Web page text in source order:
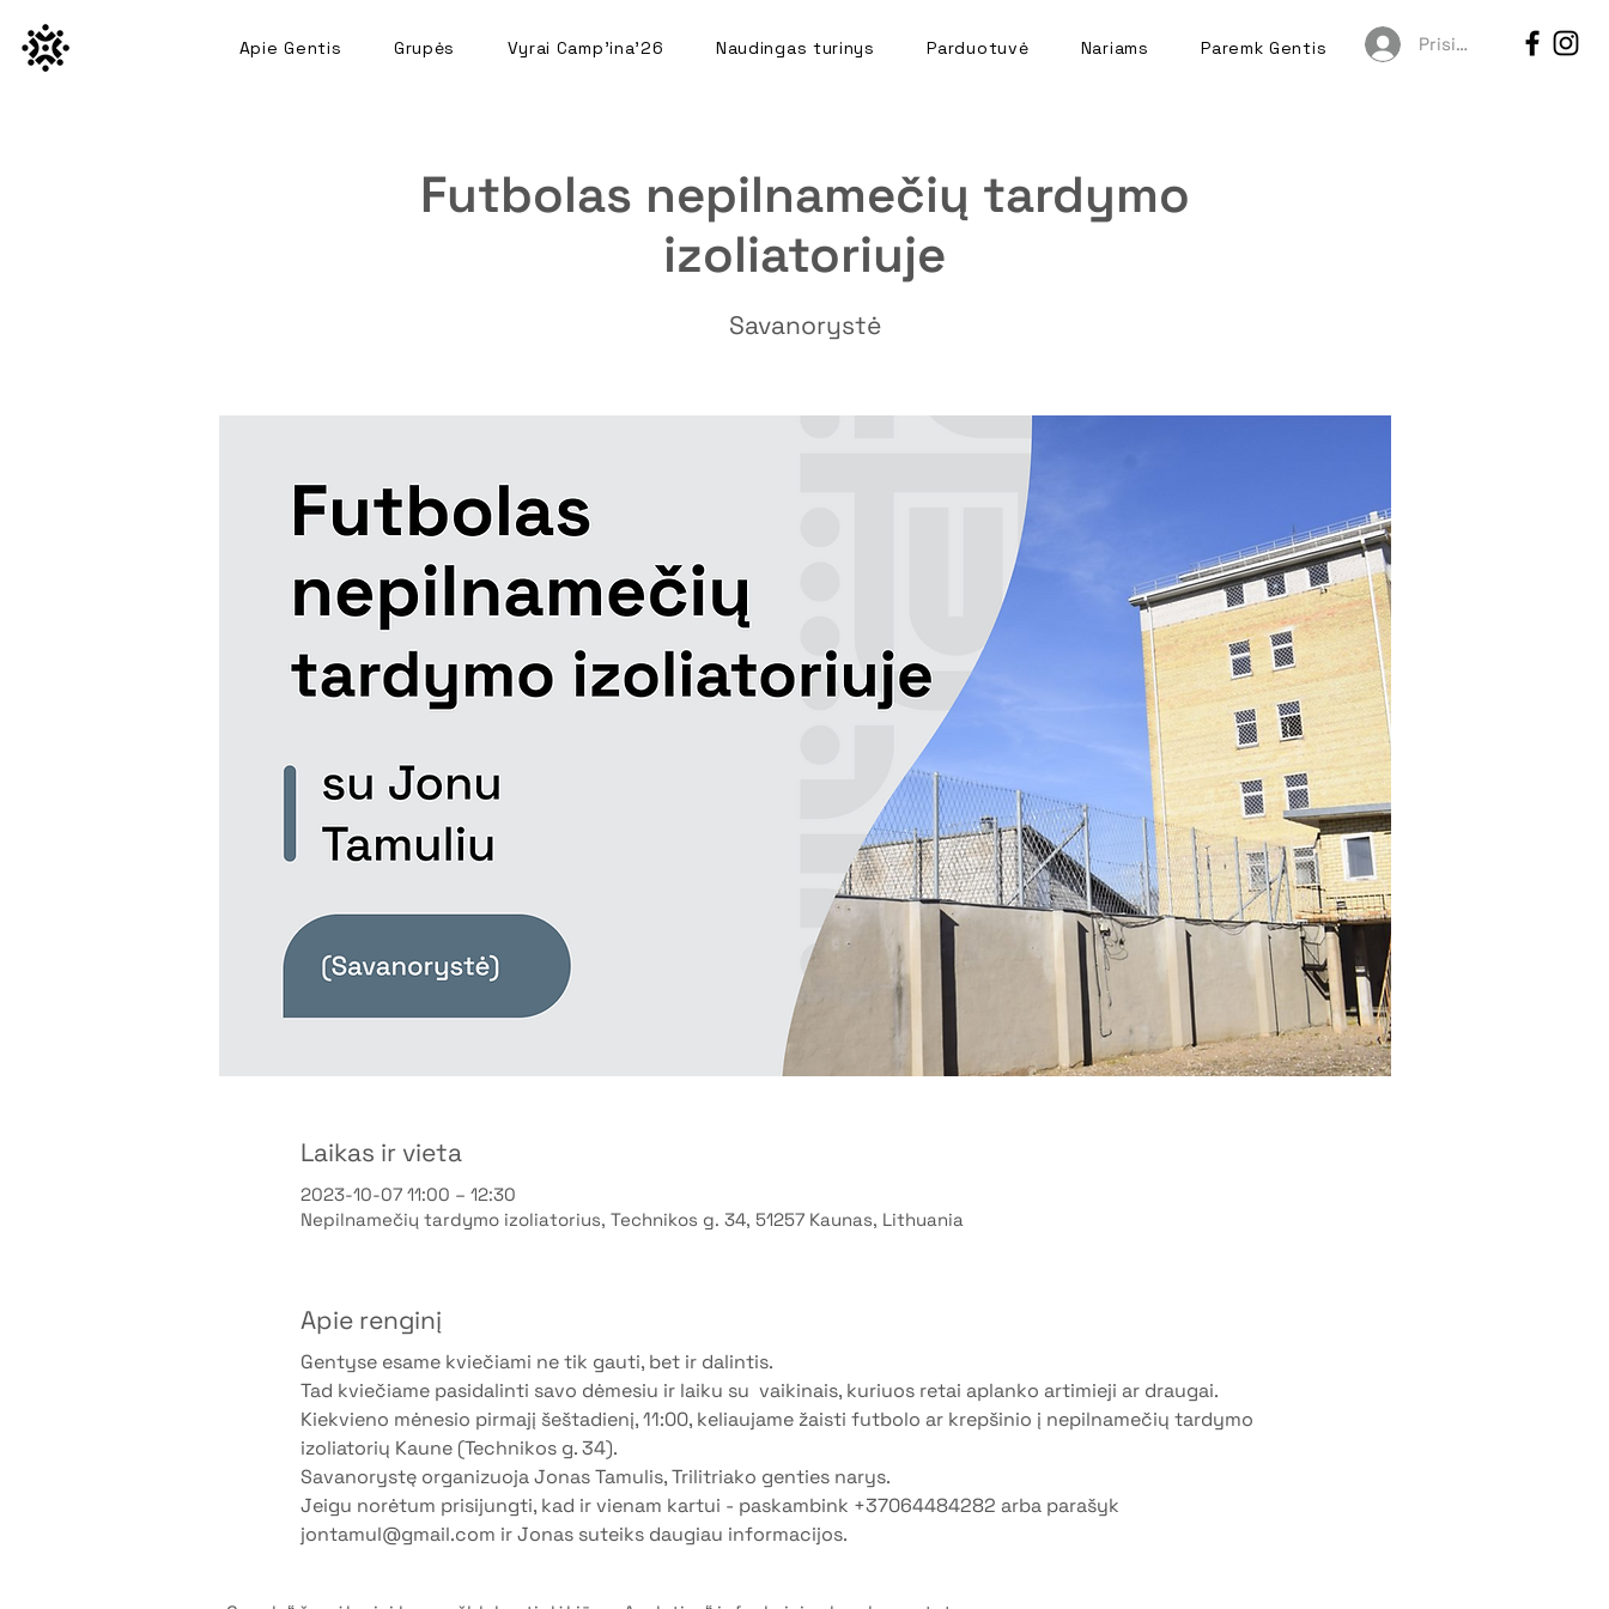
Prisijungti
Apie Gentis Grupės Vyrai Camp'ina'26 Naudingas turinys Parduotuvė Nariams Paremk Gentis
Futbolas nepilnamečių tardymo
izoliatoriuje
Savanorystė
Laikas ir vieta
2023-10-07 11:00 – 12:30
Nepilnamečių tardymo izoliatorius, Technikos g. 34, 51257 Kaunas, Lithuania
Apie renginį
Gentyse esame kviečiami ne tik gauti, bet ir dalintis.
Tad kviečiame pasidalinti savo dėmesiu ir laiku su  vaikinais, kuriuos retai aplanko artimieji ar draugai.
Kiekvieno mėnesio pirmajį šeštadienį, 11:00, keliaujame žaisti futbolo ar krepšinio į nepilnamečių tardymo
izoliatorių Kaune (Technikos g. 34).
Savanorystę organizuoja Jonas Tamulis, Trilitriako genties narys.
Jeigu norėtum prisijungti, kad ir vienam kartui - paskambink +37064484282 arba parašyk
jontamul@gmail.com ir Jonas suteiks daugiau informacijos.